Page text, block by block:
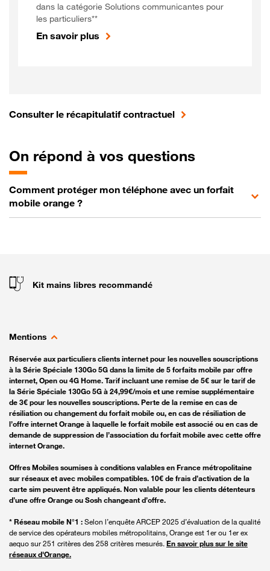
dans la catégorie Solutions communicantes pour
les particuliers**
En savoir plus
Consulter le récapitulatif contractuel
On répond à vos questions
Comment protéger mon téléphone avec un forfait
mobile orange ?
Kit mains libres recommandé
Mentions
Réservée aux particuliers clients internet pour les nouvelles souscriptions
à la Série Spéciale 130Go 5G dans la limite de 5 forfaits mobile par offre
internet, Open ou 4G Home. Tarif incluant une remise de 5€ sur le tarif de
la Série Spéciale 130Go 5G à 24,99€/mois et une remise supplémentaire
de 3€ pour les nouvelles souscriptions. Perte de la remise en cas de
résiliation ou changement du forfait mobile ou, en cas de résiliation de
l’offre internet Orange à laquelle le forfait mobile est associé ou en cas de
demande de suppression de l’association du forfait mobile avec cette offre
internet Orange.
Offres Mobiles soumises à conditions valables en France métropolitaine
sur réseaux et avec mobiles compatibles. 10€ de frais d’activation de la
carte sim peuvent être appliqués. Non valable pour les clients détenteurs
d’une offre Orange ou Sosh changeant d’offre.
* Réseau mobile N°1 : Selon l’enquête ARCEP 2025 d’évaluation de la qualité
de service des opérateurs mobiles métropolitains, Orange est 1er ou 1er ex
aequo sur 251 critères des 258 critères mesurés. En savoir plus sur le site
réseaux d'Orange.